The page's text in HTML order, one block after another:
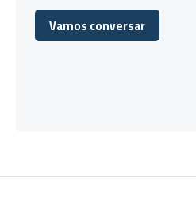
Vamos conversar
Vamos conversar